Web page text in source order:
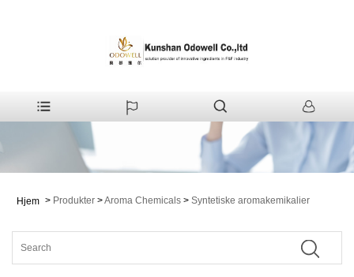
Hjem > Produkter >Aroma Chemicals > Syntetiske aromakemikalier